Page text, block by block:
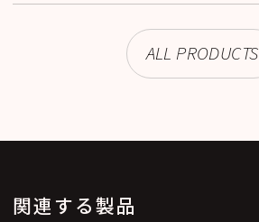
ALL PRODUCTS
関連する製品